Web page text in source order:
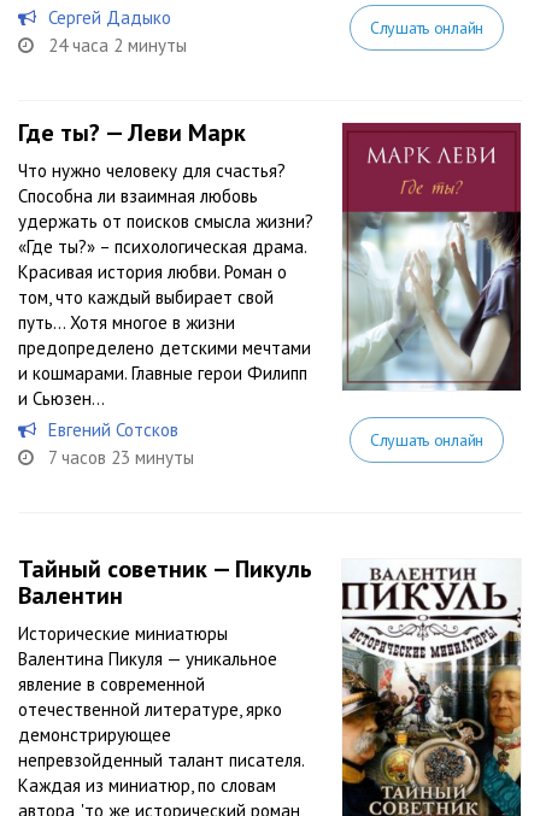
Сергей Дадыко
24 часа 2 минуты
Слушать онлайн
Где ты? — Леви Марк
Что нужно человеку для счастья?
Способна ли взаимная любовь
удержать от поисков смысла жизни?
«Где ты?» – психологическая драма.
Красивая история любви. Роман о
том, что каждый выбирает свой
путь… Хотя многое в жизни
предопределено детскими мечтами
и кошмарами. Главные герои Филипп
и Сьюзен...
Евгений Сотсков
7 часов 23 минуты
Слушать онлайн
Тайный советник — Пикуль
Валентин
Исторические миниатюры
Валентина Пикуля — уникальное
явление в современной
отечественной литературе, ярко
демонстрирующее
непревзойденный талант писателя.
Каждая из миниатюр, по словам
автора, 'то же исторический роман,